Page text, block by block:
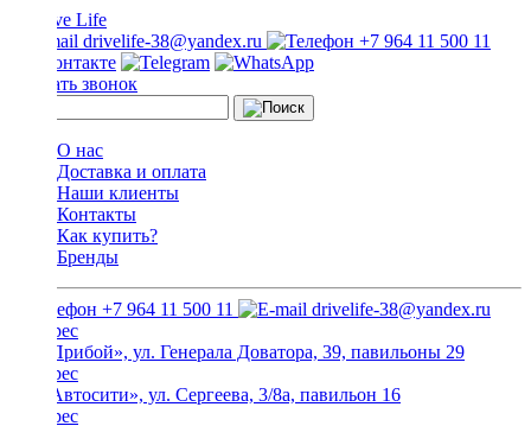
drivelife-38@yandex.ru +7 964 11 500 11
Заказать звонок
О нас
Доставка и оплата
Наши клиенты
Контакты
Как купить?
Бренды
+7 964 11 500 11 drivelife-38@yandex.ru
ТЦ «Прибой», ул. Генерала Доватора, 39, павильоны 29
ТЦ «Автосити», ул. Сергеева, 3/8а, павильон 16